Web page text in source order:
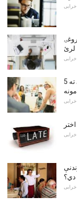
خرابی
لرئ
خرابی
کله چې تاسو ټولنیز اندیښنه لرئ ښه کارکونکي ته 5
خرابی
خرابی
ټیټ کارموندنې
خرابی